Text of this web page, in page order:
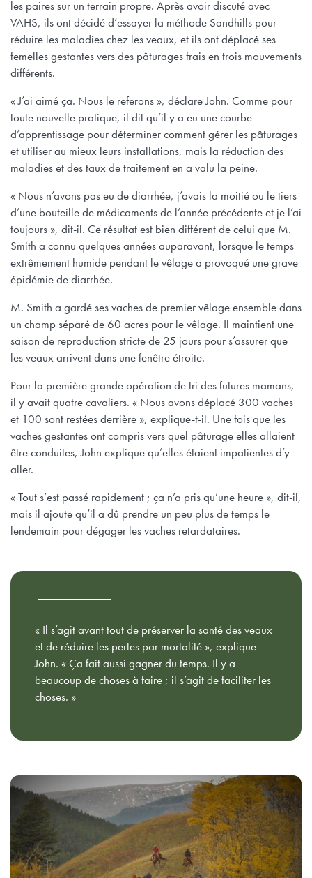
les paires sur un terrain propre. Après avoir discuté avec
VAHS, ils ont décidé d’essayer la méthode Sandhills pour
réduire les maladies chez les veaux, et ils ont déplacé ses
femelles gestantes vers des pâturages frais en trois mouvements
différents.
« J’ai aimé ça. Nous le referons », déclare John. Comme pour
toute nouvelle pratique, il dit qu’il y a eu une courbe
d’apprentissage pour déterminer comment gérer les pâturages
et utiliser au mieux leurs installations, mais la réduction des
maladies et des taux de traitement en a valu la peine.
« Nous n’avons pas eu de diarrhée, j’avais la moitié ou le tiers
d’une bouteille de médicaments de l’année précédente et je l’ai
toujours », dit-il. Ce résultat est bien différent de celui que M.
Smith a connu quelques années auparavant, lorsque le temps
extrêmement humide pendant le vêlage a provoqué une grave
épidémie de diarrhée.
M. Smith a gardé ses vaches de premier vêlage ensemble dans
un champ séparé de 60 acres pour le vêlage. Il maintient une
saison de reproduction stricte de 25 jours pour s’assurer que
les veaux arrivent dans une fenêtre étroite.
Pour la première grande opération de tri des futures mamans,
il y avait quatre cavaliers. « Nous avons déplacé 300 vaches
et 100 sont restées derrière », explique-t-il. Une fois que les
vaches gestantes ont compris vers quel pâturage elles allaient
être conduites, John explique qu’elles étaient impatientes d’y
aller.
« Tout s’est passé rapidement ; ça n’a pris qu’une heure », dit-il,
mais il ajoute qu’il a dû prendre un peu plus de temps le
lendemain pour dégager les vaches retardataires.
« Il s’agit avant tout de préserver la santé des veaux
et de réduire les pertes par mortalité », explique
John. « Ça fait aussi gagner du temps. Il y a
beaucoup de choses à faire ; il s’agit de faciliter les
choses. »